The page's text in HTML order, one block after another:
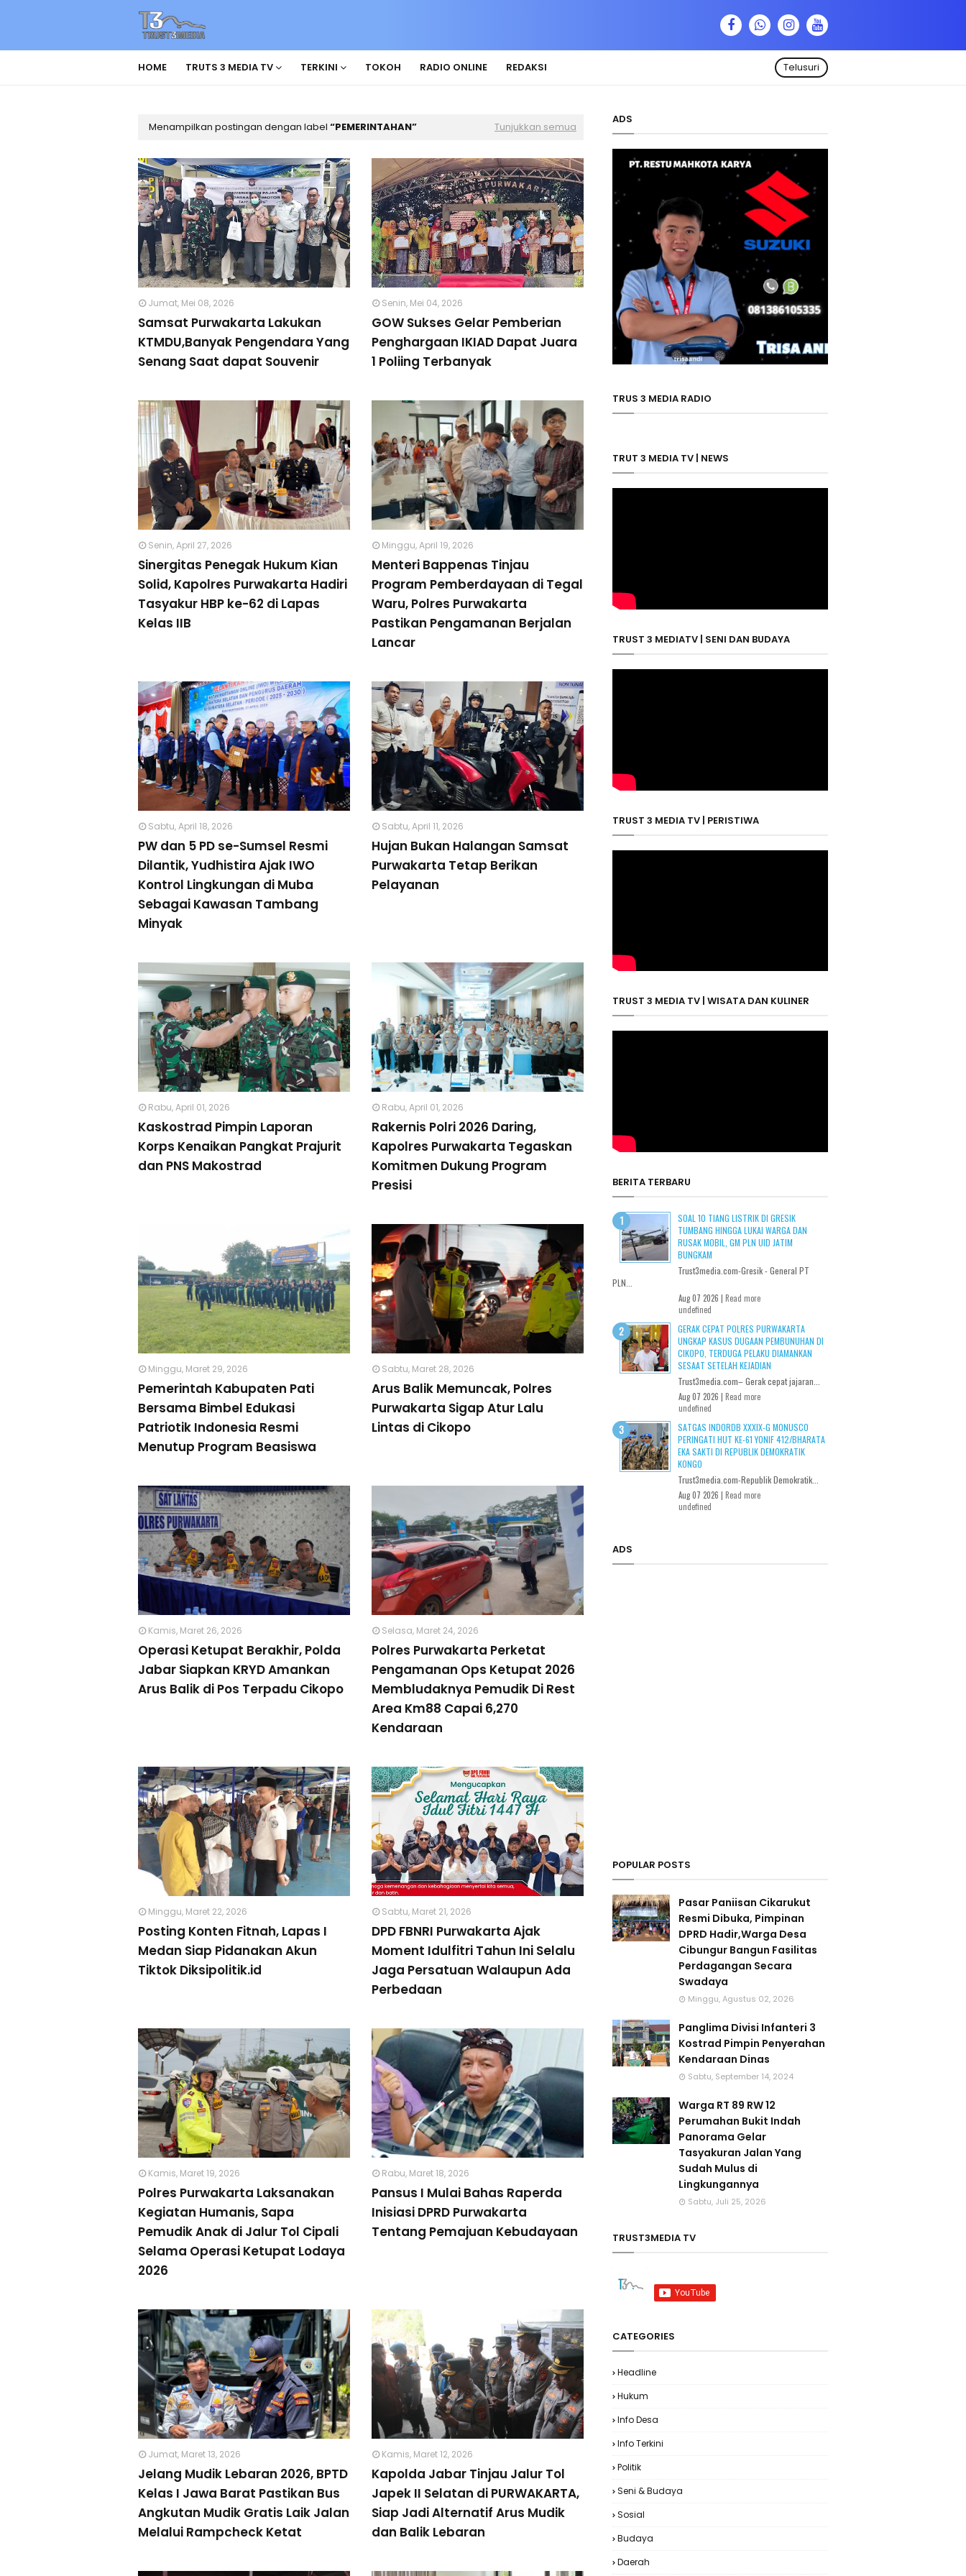
HOME TRUTS 3 MEDIA TV TERKINI TOKOH RADIO ONLINE REDAKSI Telusuri
Menampilkan postingan dengan label PEMERINTAHAN Tunjukkan semua
Jumat, Mei 08, 2026
Samsat Purwakarta Lakukan
KTMDU,Banyak Pengendara Yang
Senang Saat dapat Souvenir
Senin, Mei 04, 2026
GOW Sukses Gelar Pemberian
Penghargaan IKIAD Dapat Juara
1 Poliing Terbanyak
Senin, April 27, 2026
Sinergitas Penegak Hukum Kian
Solid, Kapolres Purwakarta Hadiri
Tasyakur HBP ke-62 di Lapas
Kelas IIB
Minggu, April 19, 2026
Menteri Bappenas Tinjau
Program Pemberdayaan di Tegal
Waru, Polres Purwakarta
Pastikan Pengamanan Berjalan
Lancar
Sabtu, April 18, 2026
PW dan 5 PD se-Sumsel Resmi
Dilantik, Yudhistira Ajak IWO
Kontrol Lingkungan di Muba
Sebagai Kawasan Tambang
Minyak
Sabtu, April 11, 2026
Hujan Bukan Halangan Samsat
Purwakarta Tetap Berikan
Pelayanan
Rabu, April 01, 2026
Kaskostrad Pimpin Laporan
Korps Kenaikan Pangkat Prajurit
dan PNS Makostrad
Rabu, April 01, 2026
Rakernis Polri 2026 Daring,
Kapolres Purwakarta Tegaskan
Komitmen Dukung Program
Presisi
Minggu, Maret 29, 2026
Pemerintah Kabupaten Pati
Bersama Bimbel Edukasi
Patriotik Indonesia Resmi
Menutup Program Beasiswa
Sabtu, Maret 28, 2026
Arus Balik Memuncak, Polres
Purwakarta Sigap Atur Lalu
Lintas di Cikopo
Kamis, Maret 26, 2026
Operasi Ketupat Berakhir, Polda
Jabar Siapkan KRYD Amankan
Arus Balik di Pos Terpadu Cikopo
Selasa, Maret 24, 2026
Polres Purwakarta Perketat
Pengamanan Ops Ketupat 2026
Membludaknya Pemudik Di Rest
Area Km88 Capai 6,270
Kendaraan
Minggu, Maret 22, 2026
Posting Konten Fitnah, Lapas I
Medan Siap Pidanakan Akun
Tiktok Diksipolitik.id
Sabtu, Maret 21, 2026
DPD FBNRI Purwakarta Ajak
Moment Idulfitri Tahun Ini Selalu
Jaga Persatuan Walaupun Ada
Perbedaan
Kamis, Maret 19, 2026
Polres Purwakarta Laksanakan
Kegiatan Humanis, Sapa
Pemudik Anak di Jalur Tol Cipali
Selama Operasi Ketupat Lodaya
2026
Rabu, Maret 18, 2026
Pansus I Mulai Bahas Raperda
Inisiasi DPRD Purwakarta
Tentang Pemajuan Kebudayaan
Jumat, Maret 13, 2026
Jelang Mudik Lebaran 2026, BPTD
Kelas I Jawa Barat Pastikan Bus
Angkutan Mudik Gratis Laik Jalan
Melalui Rampcheck Ketat
Kamis, Maret 12, 2026
Kapolda Jabar Tinjau Jalur Tol
Japek II Selatan di PURWAKARTA,
Siap Jadi Alternatif Arus Mudik
dan Balik Lebaran
ADS
TRUS 3 MEDIA RADIO
TRUT 3 MEDIA TV | NEWS
TRUST 3 MEDIATV | SENI DAN BUDAYA
TRUST 3 MEDIA TV | PERISTIWA
TRUST 3 MEDIA TV | WISATA DAN KULINER
BERITA TERBARU
SOAL 10 TIANG LISTRIK DI GRESIK
TUMBANG HINGGA LUKAI WARGA DAN
RUSAK MOBIL, GM PLN UID JATIM
BUNGKAM
Trust3media.com-Gresik - General PT
PLN...
Aug 07 2026 | Read more
undefined
GERAK CEPAT POLRES PURWAKARTA
UNGKAP KASUS DUGAAN PEMBUNUHAN DI
CIKOPO, TERDUGA PELAKU DIAMANKAN
SESAAT SETELAH KEJADIAN
Trust3media.com– Gerak cepat jajaran...
Aug 07 2026 | Read more
undefined
SATGAS INDORDB XXXIX-G MONUSCO
PERINGATI HUT KE-61 YONIF 412/BHARATA
EKA SAKTI DI REPUBLIK DEMOKRATIK
KONGO
Trust3media.com-Republik Demokratik...
Aug 07 2026 | Read more
undefined
ADS
POPULAR POSTS
Pasar Paniisan Cikarukut
Resmi Dibuka, Pimpinan
DPRD Hadir,Warga Desa
Cibungur Bangun Fasilitas
Perdagangan Secara
Swadaya
Minggu, Agustus 02, 2026
Panglima Divisi Infanteri 3
Kostrad Pimpin Penyerahan
Kendaraan Dinas
Sabtu, September 14, 2024
Warga RT 89 RW 12
Perumahan Bukit Indah
Panorama Gelar
Tasyakuran Jalan Yang
Sudah Mulus di
Lingkungannya
Sabtu, Juli 25, 2026
TRUST3MEDIA TV
CATEGORIES
Headline
Hukum
Info Desa
Info Terkini
Politik
Seni & Budaya
Sosial
Budaya
Daerah